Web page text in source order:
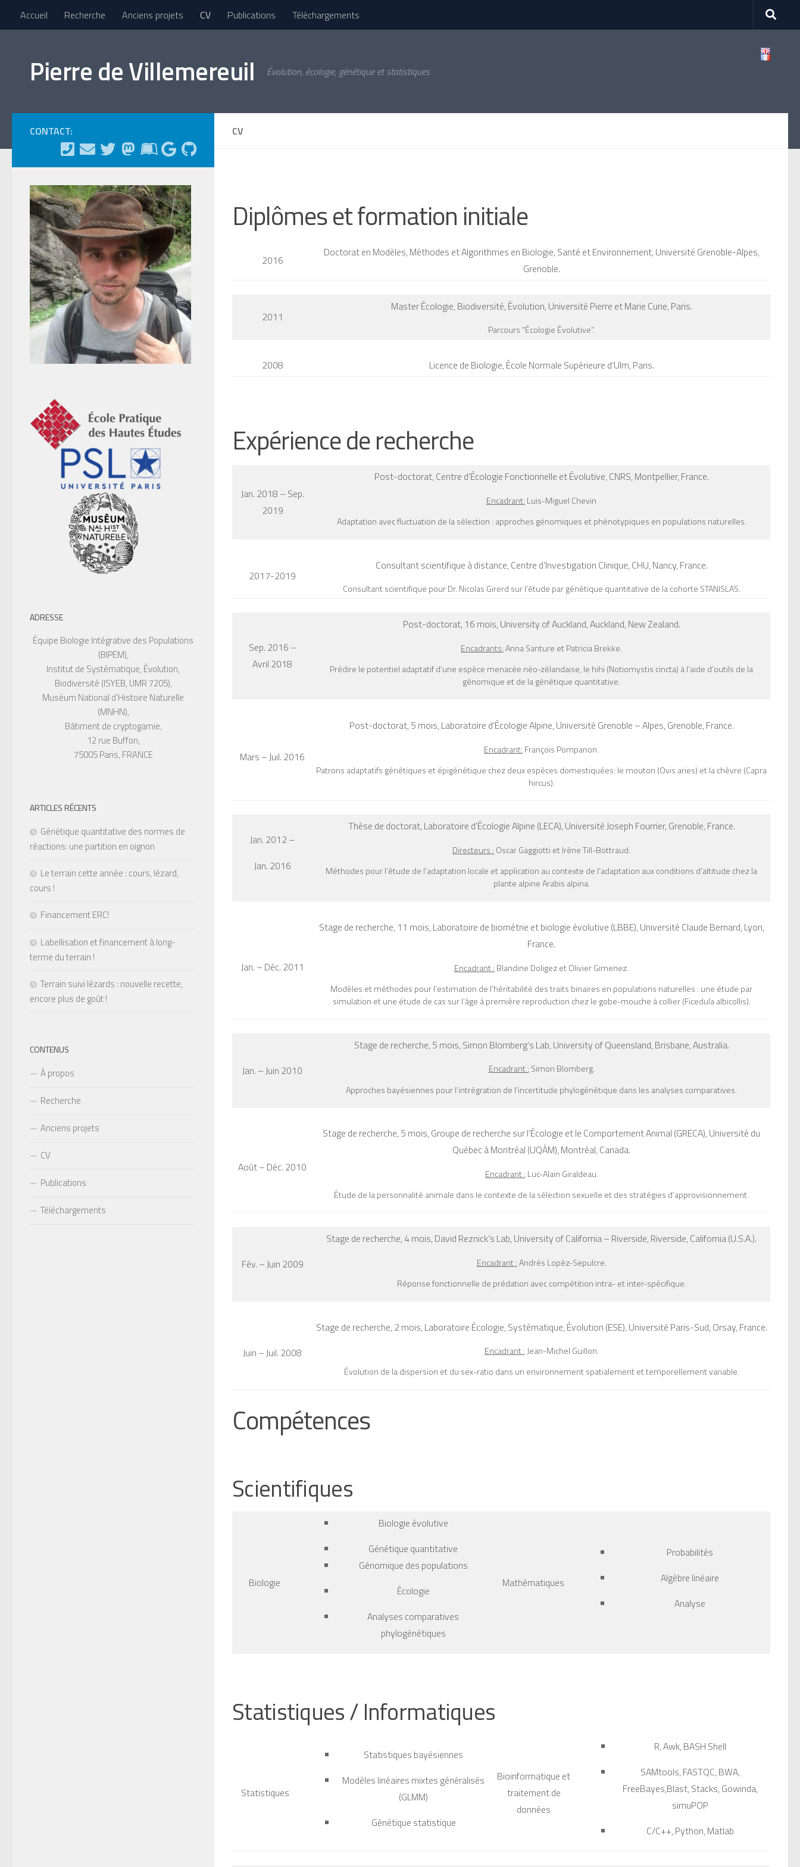
Skip to content
Accueil Recherche Anciens projets CV Publications Téléchargements
Pierre de Villemereuil Évolution, écologie, génétique et statistiques
CV
Diplômes et formation initiale
2016
Doctorat en Modèles, Méthodes et Algorithmes en Biologie, Santé et Environnement,Université Grenoble-Alpes,
Grenoble.
2011
Master Écologie, Biodiversité, Évolution,Université Pierre et Marie Curie,Paris.
Parcours “Écologie Évolutive”.
2008 Licence de Biologie,École Normale Supérieure d’Ulm,Paris.
Expérience de recherche
Jan. 2018 – Sep.
2019
Post-doctorat,Centre d’Écologie Fonctionnelle et Évolutive, CNRS,Montpellier,France.
Encadrant: Luis-Miguel Chevin
Adaptation avec fluctuation de la sélection : approches génomiques et phénotypiques en populations naturelles.
2017-2019
Consultant scientifique à distance,Centre d’Investigation Clinique, CHU,Nancy,France.
Consultant scientifique pour Dr. Nicolas Girerd sur l’étude par génétique quantitative de la cohorte STANISLAS.
Sep. 2016 –
Avril 2018
Post-doctorat, 16 mois,University of Auckland,Auckland,New Zealand.
Encadrants:Anna Santure et Patricia Brekke.
Prédire le potentiel adaptatif d’une espèce menacée néo-zélandaise, le hihi (Notiomystis cincta) à l’aide d’outils de la
génomique et de la génétique quantitative.
Mars – Juil. 2016
Post-doctorat, 5 mois,Laboratoire d’Écologie Alpine, Université Grenoble – Alpes,Grenoble,France.
Encadrant: François Pompanon.
Patrons adaptatifs génétiques et épigénétique chez deux espèces domestiquées: le mouton (Ovis aries) et la chèvre (Capra
hircus).
Jan. 2012 –
Jan. 2016
Thèse de doctorat,Laboratoire d’Écologie Alpine (LECA), Université Joseph Fourrier,Grenoble,France.
Directeurs : Oscar Gaggiotti et Irène Till-Bottraud.
Méthodes pour l’étude de l’adaptation locale et application au contexte de l’adaptation aux conditions d’altitude chez la
plante alpineArabis alpina.
Jan. – Déc. 2011
Stage de recherche, 11 mois,Laboratoire de biométrie et biologie évolutive (LBBE), Université Claude Bernard,Lyon,
France.
Encadrant : Blandine Doligez et Olivier Gimenez.
Modèles et méthodes pour l’estimation de l’héritabilité des traits binaires en populations naturelles : une étude par
simulation et une étude de cas sur l’âge à première reproduction chez le gobe-mouche à collier (Ficedula albicollis).
Jan. – Juin 2010
Stage de recherche, 5 mois,Simon Blomberg’s Lab, University of Queensland,Brisbane,Australia.
Encadrant : Simon Blomberg.
Approches bayésiennes pour l’intrégration de l’incertitude phylogénétique dans les analyses comparatives.
Août – Déc. 2010
Stage de recherche, 5 mois,Groupe de recherche sur l’Écologie et le Comportement Animal (GRECA), Université du
Québec à Montréal (UQÀM),Montréal,Canada.
Encadrant : Luc-Alain Giraldeau.
Étude de la personnalité animale dans le contexte de la sélection sexuelle et des stratégies d’approvisionnement.
Fév. – Juin 2009
Stage de recherche, 4 mois,David Reznick’s Lab, University of California – Riverside,Riverside,California (U.S.A.).
Encadrant :Andrés Lopèz-Sepulcre.
Réponse fonctionnelle de prédation avec compétition intra- et inter-spécifique.
Juin – Juil. 2008
Stage de recherche, 2 mois,Laboratoire Écologie, Systématique, Évolution (ESE), Université Paris-Sud,Orsay,France.
Encadrant :Jean-Michel Guillon.
Évolution de la dispersion et du sex-ratio dans un environnement spatialement et temporellement variable.
Compétences
Scientifiques
Biologie
Biologie évolutive
Génétique quantitative
Génomique des populations
Écologie
Analyses comparatives
phylogénétiques
Mathématiques
Probabilités
Algèbre linéaire
Analyse
Statistiques / Informatiques
Statistiques
Statistiques bayésiennes
Modèles linéaires mixtes généralisés
(GLMM)
Génétique statistique
Bioinformatique et
traitement de
données
R, Awk, BASH Shell
SAMtools, FASTQC, BWA,
FreeBayes,Blast, Stacks, Gowinda,
simuPOP
C/C++, Python, Matlab
CONTACT:
ADRESSE
Équipe Biologie Intégrative des Populations
(BIPEM),
Institut de Systématique, Évolution,
Biodiversité (ISYEB, UMR 7205),
Muséum National d’Histoire Naturelle
(MNHN),
Bâtiment de cryptogamie,
12 rue Buffon,
75005 Paris, FRANCE
ARTICLES RÉCENTS
Génétique quantitative des normes de
réactions: une partition en oignon
Le terrain cette année : cours, lézard,
cours !
Financement ERC!
Labellisation et financement à long-
terme du terrain !
Terrain suivi lézards : nouvelle recette,
encore plus de goût !
CONTENUS
À propos
Recherche
Anciens projets
CV
Publications
Téléchargements